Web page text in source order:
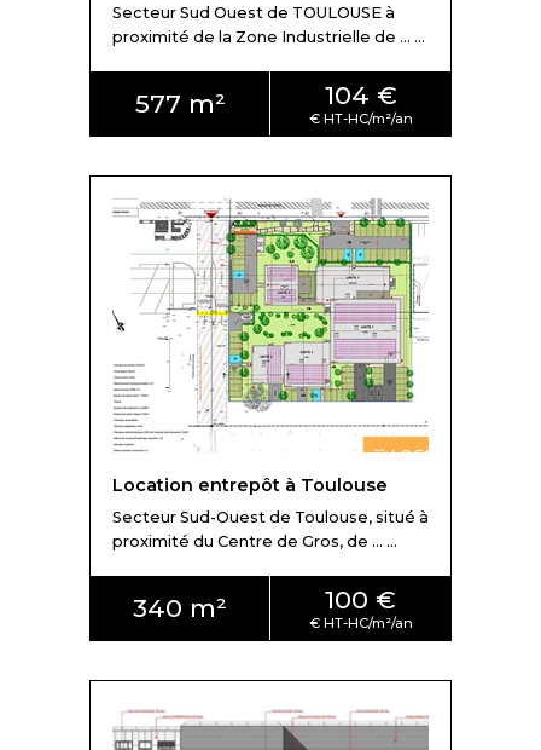
Secteur Sud Ouest de TOULOUSE à
proximité de la Zone Industrielle de ... ...
577 m² 104 €
Location entrepôt à Toulouse
Secteur Sud-Ouest de Toulouse, situé à
proximité du Centre de Gros, de ... ...
340 m² 100 €